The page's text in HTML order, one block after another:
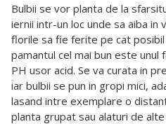
Bulbii se vor planta de la
iernii intr-un loc unde sa aiba in
florile sa fie ferite pe cat
pamantul cel mai bun este unul
PH usor acid. Se va curata in
iar bulbii se pun in gropi mici,
lasand intre exemplare o
planta grupat sau alaturi de